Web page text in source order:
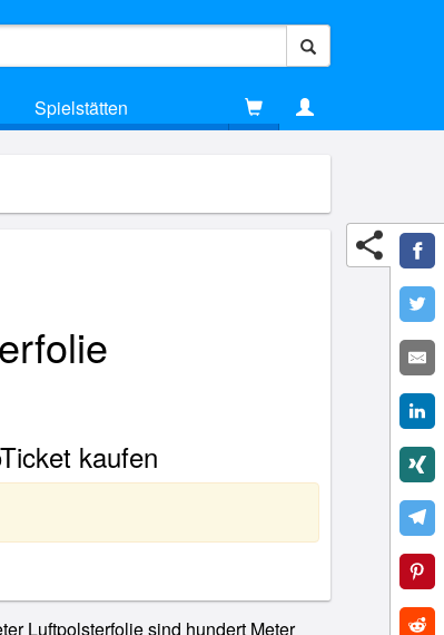
Spielstätten
kaufen
Luftpolsterfolie sind hundert Meter